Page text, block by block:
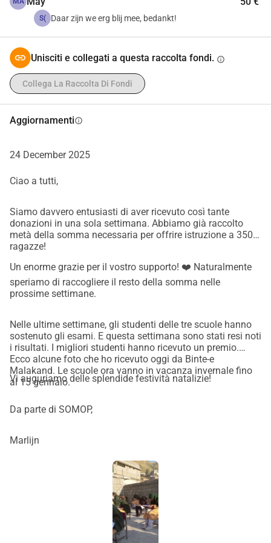
Nel 2026, puntiamo a fornire istruzione a 550 ragazze e
garantito per 200 ragazze; chiediamo il vostro supporto per
le restanti 350. Se desiderate sostenere il nostro obiettivo,
apprezziamo molto il vostro contributo e siamo grati per
ogni euro. Con 18 una ragazza può andare a scuola per un
didattici, affitto delle aule, stipendi degli insegnanti e
Maggiore informazione:
Fondazione di Sostegno all'Istruzione delle Ragazze
Jan, Marlijn, Chris, Komal, Theo e Marian
==============================================
======
Nella regione di Malakand, nel nord-ovest del Pakistan, le
accesso all'istruzione. Fin da giovane età, si prevede che
lavorino, ad esempio, nei campi o nelle famiglie. Il governo
non fornisce un supporto sufficiente: le scuole sono
lontane e le famiglie non possono permettersi le spese
scolastiche. Quando si tratta di scegliere chi va a scuola,
Chi siamo
delle Ragazze Pakistan (SOMOP), ci impegniamo a fornire
contatto con la fondazione locale Binte-e-Malakand
('Ragazza di Malakand'), che è stata fondata 25 anni fa da
donne locali e da allora fornisce istruzione primaria a
S( Daar zijn we erg blij mee, bedankt!
Unisciti e collegati a questa raccolta fondi. info
Collega La Raccolta Di Fondi
Aggiornamentiinfo
24 December 2025
Ciao a tutti,
Siamo davvero entusiasti di aver ricevuto così tante
donazioni in una sola settimana. Abbiamo già raccolto
metà della somma necessaria per offrire istruzione a 350
ragazze!
Un enorme grazie per il vostro supporto! ❤️ Naturalmente
speriamo di raccogliere il resto della somma nelle
prossime settimane.
Nelle ultime settimane, gli studenti delle tre scuole hanno
sostenuto gli esami. E questa settimana sono stati resi noti
i risultati. I migliori studenti hanno ricevuto un premio.
Ecco alcune foto che ho ricevuto oggi da Binte-e
Malakand. Le scuole ora vanno in vacanza invernale fino
al 15 gennaio.
Vi auguriamo delle splendide festività natalizie!
Da parte di SOMOP,
Marlijn